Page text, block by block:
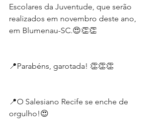
Escolares da Juventude, que serão
realizados em novembro deste ano,
em Blumenau-SC.😍👏👏
📍Parabéns, garotada! 👏👏👏
📍O Salesiano Recife se enche de
orgulho!😍